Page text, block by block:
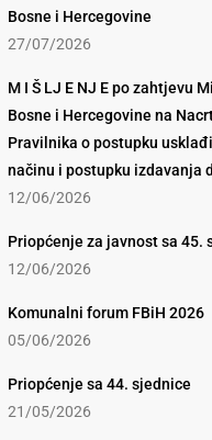
Bosne i Hercegovine
27/07/2026
M I Š LJ E NJ E po zahtjevu
Bosne i Hercegovine na
Pravilnika o postupku
načinu i postupku izdavanja
12/06/2026
Priopćenje za javnost sa 45.
12/06/2026
Komunalni forum FBiH 2026
05/06/2026
Priopćenje sa 44. sjednice
21/05/2026